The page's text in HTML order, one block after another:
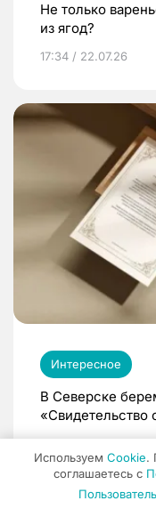
Не только
из ягод?
17:34 / 22.07.26
Интересное
В Северске
«Свидетельство
09:34 / 21.07.26
Используем Cookie.
соглашаетесь с